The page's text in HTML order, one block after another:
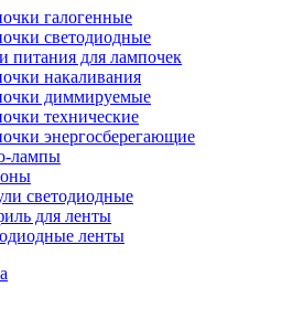
галогенные
светодиодные
питания для лампочек
накаливания
диммируемые
технические
энергосберегающие
лампы
светодиодные
для ленты
ленты